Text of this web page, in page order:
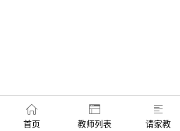
首页 教师列表 请家教